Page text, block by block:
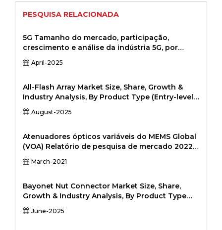
PESQUISA RELACIONADA
5G Tamanho do mercado, participação,
crescimento e análise da indústria 5G, por
componente (amplificadores de potência,
amplificadores de baixo ruído, mixers,
(sub-6 GHz, mmwave), por aplicação
(infraestrutura de telecomunicações, consumo
eletrônico, IOT industrial, automotivo, saúde),
6.2010, 60, 40, 40, 60, ITCONS1S1,
INDUSTRUTURE, IT1, Automotor (Application
(Application (Regional Infrastruction, Consumer
Electronics, IoT, IoT, automóvel, Application
(Standicture Resturucture, Consumer
April-2025
All-Flash Array Market Size, Share, Growth &
Industry Analysis, By Product Type (Entry-level
All-Flash Arrays, Midrange All-Flash Arrays,
Enterprise All-Flash Arrays), By Application
Data Analytics, Virtualization, Database
Management, Backup & Recovery), By
Distribution (Direct Sales, System Integrators &
Resellers, Online Sales), Regional Analysis,
August-2025
Atenuadores ópticos variáveis ​​do MEMS Global
(VOA) Relatório de pesquisa de mercado 2022
Professional Edition
March-2021
Bayonet Nut Connector Market Size, Share,
Growth & Industry Analysis, By Product Type
(Circular Bayonet Connectors, Rectangular
Bayonet Connectors, Hybrid Connectors) By
June-2025